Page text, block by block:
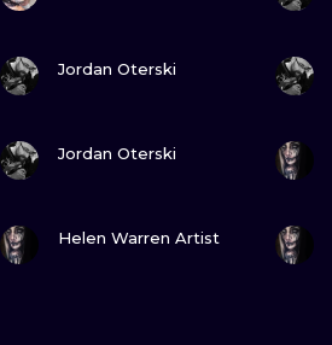
Jordan Oterski
Jordan Oterski
Helen Warren Artist